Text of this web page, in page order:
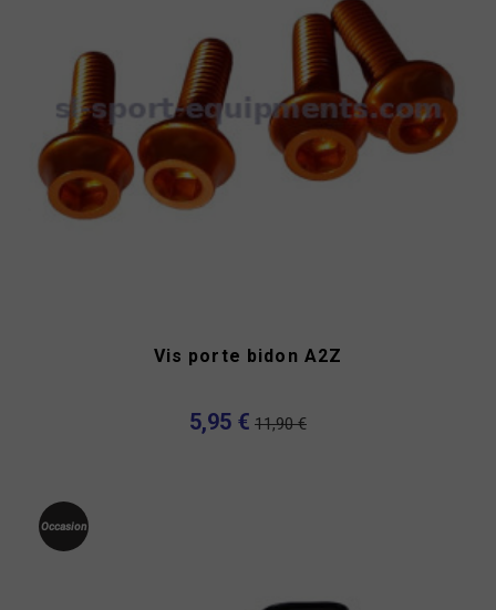
Vis porte bidon A2Z
5,95 € 11,90 €
Occasion